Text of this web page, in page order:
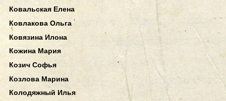
Ковальская Елена
Ковлакова Ольга
Ковязина Илона
Кожина Мария
Козич Софья
Козлова Марина
Колодяжный Илья